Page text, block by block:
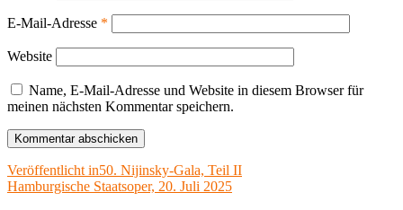
E-Mail-Adresse *
Website
Name, E-Mail-Adresse und Website in diesem Browser für
meinen nächsten Kommentar speichern.
Beitragsnavigation
Veröffentlicht in50. Nijinsky-Gala, Teil II
Hamburgische Staatsoper, 20. Juli 2025